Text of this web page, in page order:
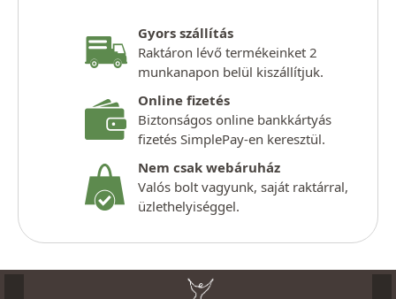
Gyors szállítás
Raktáron lévő termékeinket 2
munkanapon belül kiszállítjuk.
Online fizetés
Biztonságos online bankkártyás
fizetés SimplePay-en keresztül.
Nem csak webáruház
Valós bolt vagyunk, saját raktárral,
üzlethelyiséggel.